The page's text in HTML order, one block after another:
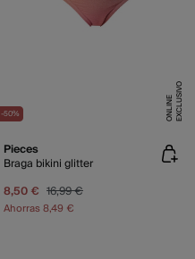
-50% E
X
C
L
U
SI
V
O
O
N
LI
N
E
Pieces
Braga bikini glitter
8,50 € 16,99 €
Ahorras8,49 €